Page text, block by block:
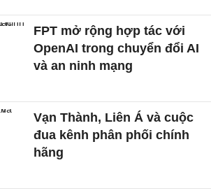
FPT mở rộng hợp tác với
OpenAI trong chuyển đổi AI
và an ninh mạng
Vạn Thành, Liên Á và cuộc
đua kênh phân phối chính
hãng